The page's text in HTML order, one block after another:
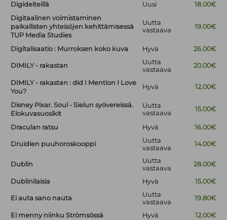
Digideiteillä Uusi
18.00€
Digitaalinen voimistaminen
paikallisten yhteisöjen kehittämisessä
TUP Media Studies
Uutta
vastaava
19.00€
Digitalisaatio : Murroksen koko kuva Hyvä 26.00€
DIMILY - rakastan
Uutta
vastaava
20.00€
DIMILY - rakastan : did I Mention I Love
You?
Hyvä 12.00€
Disney Pixar. Soul - Sielun syövereissä.
Elokuvasuosikit
Uutta
vastaava
15.00€
Draculan ratsu Hyvä 16.00€
Druidien puuhoroskooppi
Uutta
vastaava
14.00€
Dublin
Uutta
vastaava
28.00€
Dublinilaisia Hyvä 15.00€
Ei auta sano nauta
Uutta
vastaava
19.80€
Ei menny niinku Strömsössä Hyvä
12.00€